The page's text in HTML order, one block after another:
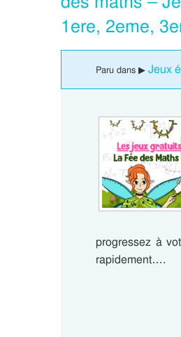
1ere, 2eme,
Paru dans ▶ Jeux
progressez à
rapidement….